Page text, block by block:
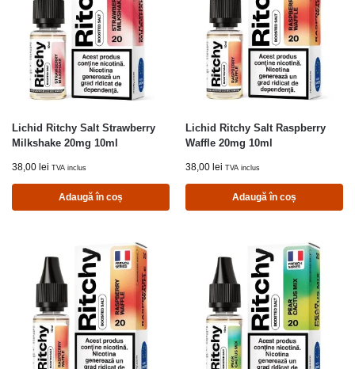
Lichid Ritchy Salt Strawberry
Milkshake 20mg 10ml
38,00 lei TVA inclus
Adaugă în coș
Lichid Ritchy Salt Raspberry
Waffle 20mg 10ml
38,00 lei TVA inclus
Adaugă în coș